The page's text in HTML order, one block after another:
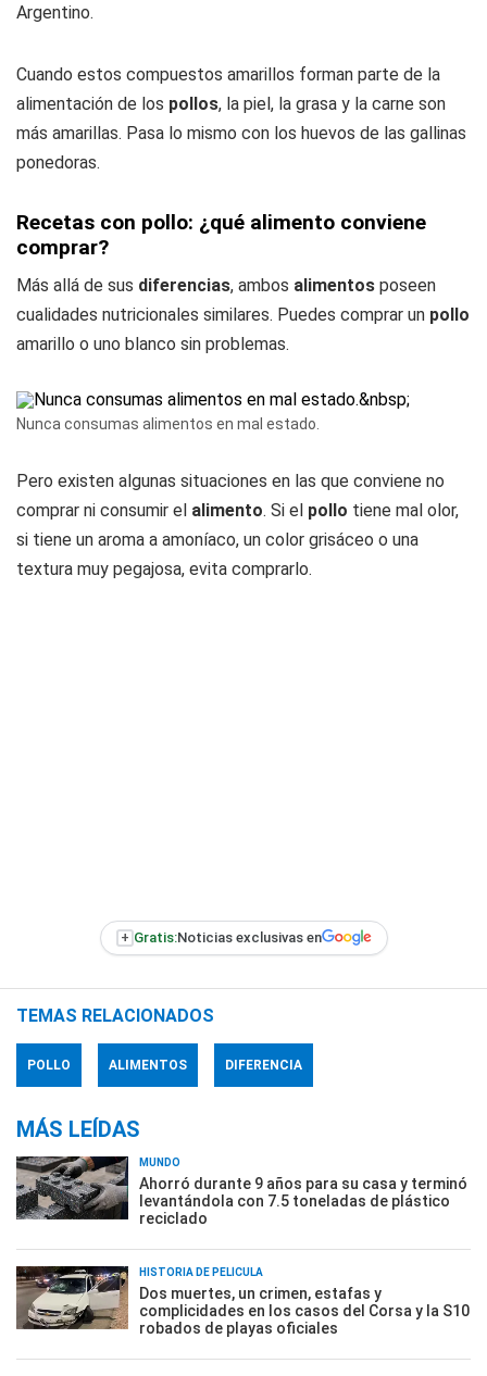
Argentino.
Cuando estos compuestos amarillos forman parte de la
alimentación de los pollos, la piel, la grasa y la carne son
más amarillas. Pasa lo mismo con los huevos de las gallinas
ponedoras.
Recetas con pollo: ¿qué alimento conviene
comprar?
Más allá de sus diferencias, ambos alimentos poseen
cualidades nutricionales similares. Puedes comprar un pollo
amarillo o uno blanco sin problemas.
Nunca consumas alimentos en mal estado.
Pero existen algunas situaciones en las que conviene no
comprar ni consumir el alimento. Si el pollo tiene mal olor,
si tiene un aroma a amoníaco, un color grisáceo o una
textura muy pegajosa, evita comprarlo.
+ Gratis:Noticias exclusivas en
TEMAS RELACIONADOS
POLLO ALIMENTOS DIFERENCIA
MÁS LEÍDAS
MUNDO
Ahorró durante 9 años para su casa y terminó
levantándola con 7.5 toneladas de plástico
reciclado
HISTORIA DE PELÍCULA
Dos muertes, un crimen, estafas y
complicidades en los casos del Corsa y la S10
robados de playas oficiales